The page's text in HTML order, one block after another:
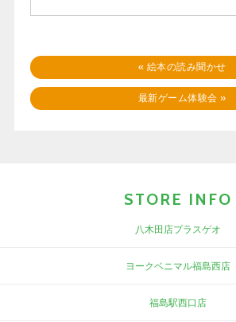
« 絵本の読み聞かせ
最新ゲーム体験会 »
STORE INFO
八木田店プラスゲオ
ヨークベニマル福島西店
福島駅西口店